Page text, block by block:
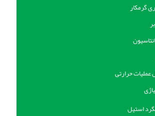
گرمکار
عملیات حرارتی
استیل